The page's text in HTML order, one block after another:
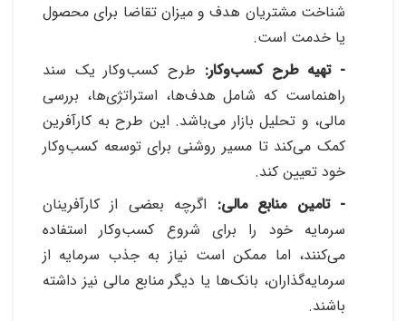
شناخت مشتریان هدف و میزان تقاضا برای محصول
یا خدمت است.
- تهیه طرح کسب‌وکار: طرح کسب‌وکار یک سند
راهنماست که شامل هدف‌ها، استراتژی‌ها، بررسی
مالی، و تحلیل بازار می‌باشد. این طرح به کارآفرین
کمک می‌کند تا مسیر روشنی برای توسعه کسب‌وکار
خود تعیین کند.
- تامین منابع مالی: اگرچه بعضی از کارآفرینان
سرمایه خود را برای شروع کسب‌وکار استفاده
می‌کنند، اما ممکن است نیاز به جذب سرمایه از
سرمایه‌گذاران، بانک‌ها یا دیگر منابع مالی نیز داشته
باشند.